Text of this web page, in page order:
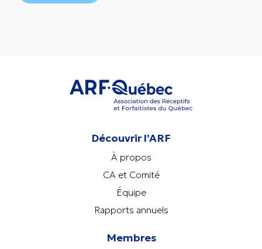
Découvrir l’ARF
À propos
CA et Comité
Équipe
Rapports annuels
Membres